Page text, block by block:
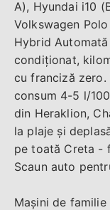
A), Hyundai i10
Volkswagen
Hybrid
condiționat,
cu franciză zero.
consum 4-5 l/
din Heraklion,
la plaje și
pe toată Creta -
Scaun auto
Mașini de